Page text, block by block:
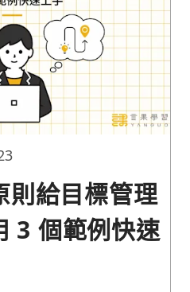
則給目標管理
3 個範例快速